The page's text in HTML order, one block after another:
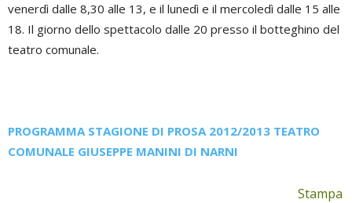
venerdì dalle 8,30 alle 13, e il lunedì e il mercoledì dalle 15 alle
18. Il giorno dello spettacolo dalle 20 presso il botteghino del
teatro comunale.
PROGRAMMA STAGIONE DI PROSA 2012/2013 TEATRO
COMUNALE GIUSEPPE MANINI DI NARNI
Stampa